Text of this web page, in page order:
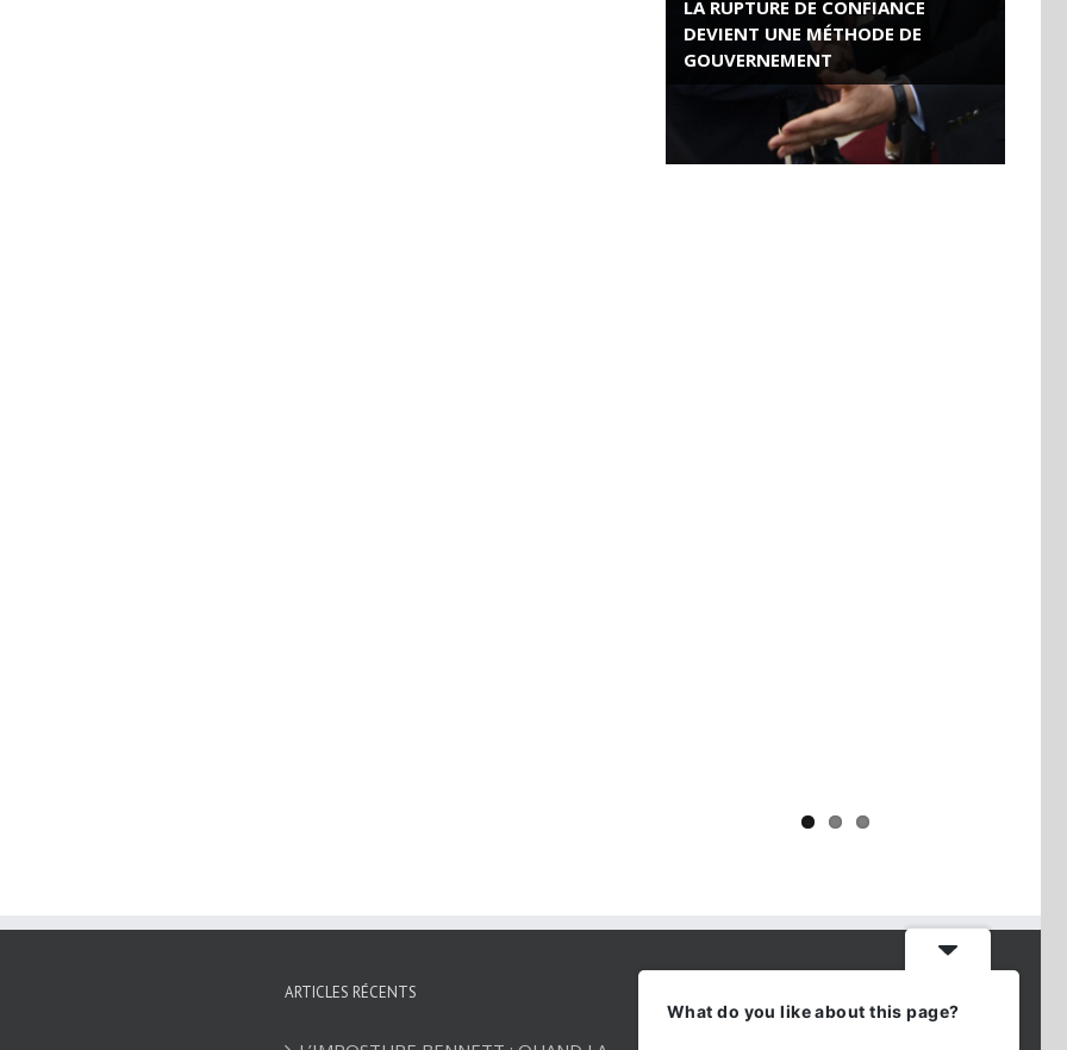
LA RUPTURE DE CONFIANCE
DEVIENT UNE MÉTHODE DE
GOUVERNEMENT
ROSE VALLAND, HEROÏNE DE LA
RESISTANCE FRANÇAISE
ARTICLES RÉCENTS
What do you like about this page?